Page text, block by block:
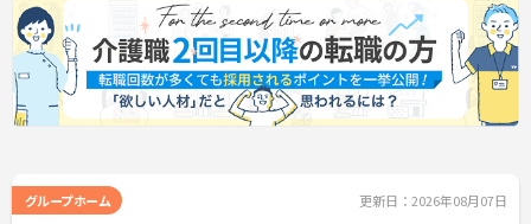
グループホーム 更新日：2026年08月07日